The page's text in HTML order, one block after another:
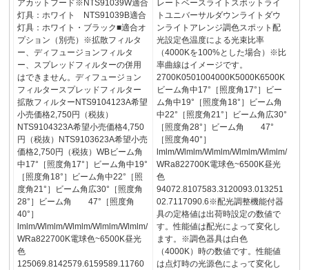
アカットフード※NTS91039W適合
灯具：ホワイト NTS91039B適合
灯具：ホワイト・ブラック■適合オ
プション（別売）※拡散フィルタ
ー、ディフュージョンフィルタ
ー、スプレッドフィルターの併用
はできません。ディフュージョン
フィルタースプレッドフィルター
拡散フィルターNTS9104123A希望
小売価格2,750円（税抜）
NTS9104323A希望小売価格4,750
円（税抜）NTS9103623A希望小売
価格2,750円（税抜）WBビーム角
中17°［照度角17°］ビーム角中19°
［照度角18°］ビーム角中22°［照
度角21°］ビーム角広30°［照度角
28°］ビーム角 47°［照度角
40°］
lmlm/Wlmlm/Wlmlm/Wlmlm/Wlmlm/
WRa822700K電球色~6500K昼光
色
125069.8142579.6159589.11760
レートベースライトスポットライ
トユニバーサルダウンライトダウ
ンライトアレンジ調色スポット配
光設定色温度による光束比率
（4000Kを100%とした場合）※比
率曲線はイメージです。
2700K0501004000K5000K6500K
ビーム角中17°［照度角17°］ビー
ム角中19°［照度角18°］ビーム角
中22°［照度角21°］ビーム角広30°
［照度角28°］ビーム角 47°
［照度角40°］
lmlm/Wlmlm/Wlmlm/Wlmlm/Wlmlm/
WRa822700K電球色~6500K昼光
色
94072.8107583.3120093.013251
02.7117090.6※配光調整機能付器
具の定格値は出荷時設定の数値で
す。性能値は配光によって変化し
ます。※調色器具は白色
（4000K）時の数値です。性能値
は点灯時の光源色によって変化し